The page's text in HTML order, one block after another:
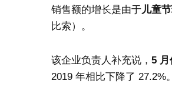
销售额的增长是由于儿童
比索）。
该企业负责人补充说， 5 月
2019 年相比下降了 27.2%